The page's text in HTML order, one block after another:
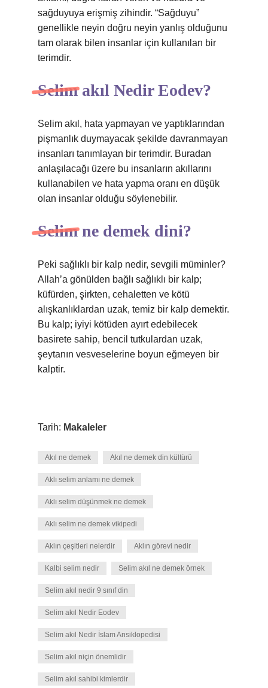
sağduyuya erişmiş zihindir. “Sağduyu”
genellikle neyin doğru neyin yanlış olduğunu
tam olarak bilen insanlar için kullanılan bir
terimdir.
Selim akıl Nedir Eodev?
Selim akıl, hata yapmayan ve yaptıklarından
pişmanlık duymayacak şekilde davranmayan
insanları tanımlayan bir terimdir. Buradan
anlaşılacağı üzere bu insanların akıllarını
kullanabilen ve hata yapma oranı en düşük
olan insanlar olduğu söylenebilir.
Selim ne demek dini?
Peki sağlıklı bir kalp nedir, sevgili müminler?
Allah’a gönülden bağlı sağlıklı bir kalp;
küfürden, şirkten, cehaletten ve kötü
alışkanlıklardan uzak, temiz bir kalp demektir.
Bu kalp; iyiyi kötüden ayırt edebilecek
basirete sahip, bencil tutkulardan uzak,
şeytanın vesveselerine boyun eğmeyen bir
kalptir.
Tarih: Makaleler
Akıl ne demek Akıl ne demek din kültürü
Aklı selim anlamı ne demek
Aklı selim düşünmek ne demek
Aklı selim ne demek vikipedi
Aklın çeşitleri nelerdir Aklın görevi nedir
Kalbi selim nedir Selim akıl ne demek örnek
Selim akıl nedir 9 sınıf din
Selim akıl Nedir Eodev
Selim akıl Nedir İslam Ansiklopedisi
Selim akıl niçin önemlidir
Selim akıl sahibi kimlerdir